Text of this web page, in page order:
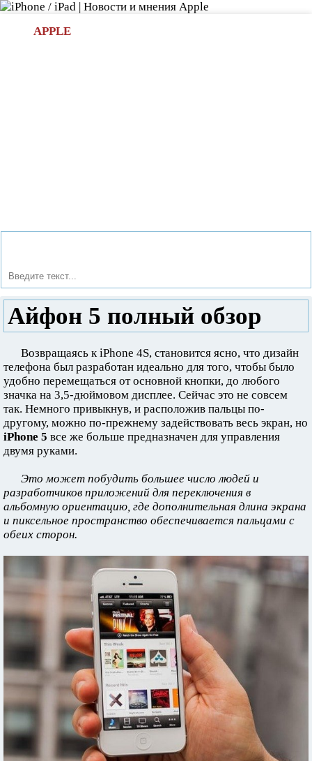
APPLE
Айфон 5 полный обзор
Возвращаясь к iPhone 4S, становится ясно, что дизайн
телефона был разработан идеально для того, чтобы было
удобно перемещаться от основной кнопки, до любого
значка на 3,5-дюймовом дисплее. Сейчас это не совсем
так. Немного привыкнув, и расположив пальцы по-
другому, можно по-прежнему задействовать весь экран, но
iPhone 5 все же больше предназначен для управления
двумя руками.
Это может побудить большее число людей и
разработчиков приложений для переключения в
альбомную ориентацию, где дополнительная длина экрана
и пиксельное пространство обеспечивается пальцами с
обеих сторон.